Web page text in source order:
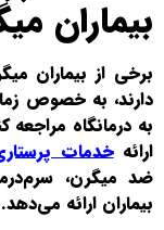
بیماران
برخی از بیماران
دارند، به خصوص
به درمانگاه
ارائهخدمات
ضد میگرن،
بیماران ارائه می‌دهد.